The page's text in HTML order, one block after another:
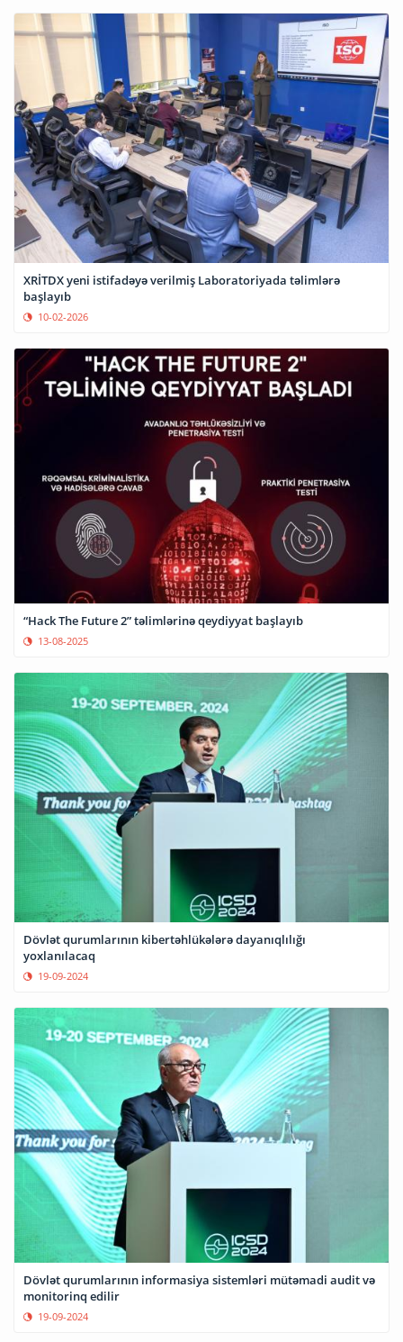
XRİTDX yeni istifadəyə verilmiş Laboratoriyada təlimlərə
başlayıb
10-02-2026
“Hack The Future 2” təlimlərinə qeydiyyat başlayıb
13-08-2025
Dövlət qurumlarının kibertəhlükələrə dayanıqlılığı
yoxlanılacaq
19-09-2024
Dövlət qurumlarının informasiya sistemləri mütəmadi audit və
monitorinq edilir
19-09-2024